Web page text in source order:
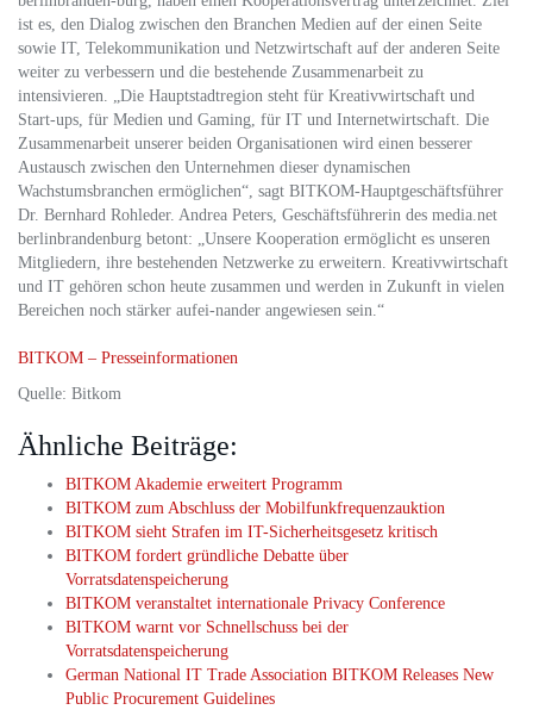
ist es, den Dialog zwischen den Branchen Medien auf der einen Seite
sowie IT, Telekommunikation und Netzwirtschaft auf der anderen Seite
weiter zu verbessern und die bestehende Zusammenarbeit zu
intensivieren. „Die Hauptstadtregion steht für Kreativwirtschaft und
Start-ups, für Medien und Gaming, für IT und Internetwirtschaft. Die
Zusammenarbeit unserer beiden Organisationen wird einen besserer
Austausch zwischen den Unternehmen dieser dynamischen
Wachstumsbranchen ermöglichen“, sagt BITKOM-Hauptgeschäftsführer
Dr. Bernhard Rohleder. Andrea Peters, Geschäftsführerin des media.net
berlinbrandenburg betont: „Unsere Kooperation ermöglicht es unseren
Mitgliedern, ihre bestehenden Netzwerke zu erweitern. Kreativwirtschaft
und IT gehören schon heute zusammen und werden in Zukunft in vielen
Bereichen noch stärker aufei-nander angewiesen sein.“
BITKOM – Presseinformationen
Quelle: Bitkom
Ähnliche Beiträge:
BITKOM Akademie erweitert Programm
BITKOM zum Abschluss der Mobilfunkfrequenzauktion
BITKOM sieht Strafen im IT-Sicherheitsgesetz kritisch
BITKOM fordert gründliche Debatte über
Vorratsdatenspeicherung
BITKOM veranstaltet internationale Privacy Conference
BITKOM warnt vor Schnellschuss bei der
Vorratsdatenspeicherung
German National IT Trade Association BITKOM Releases New
Public Procurement Guidelines